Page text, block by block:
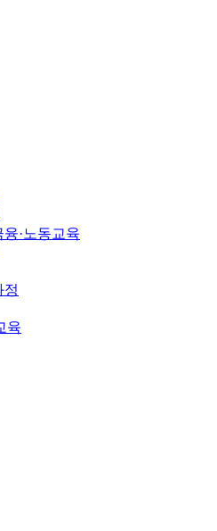
·노동교육
정
육